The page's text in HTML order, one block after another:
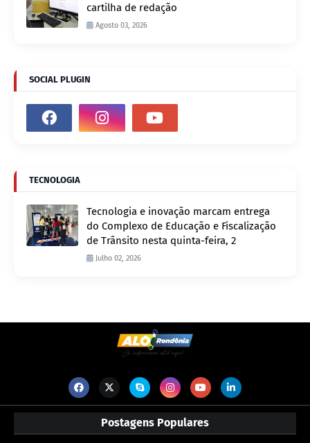
cartilha de redação
Agosto 03, 2026
SOCIAL PLUGIN
TECNOLOGIA
Tecnologia e inovação marcam entrega
do Complexo de Educação e Fiscalização
de Trânsito nesta quinta-feira, 2
Julho 02, 2026
Postagens Populares